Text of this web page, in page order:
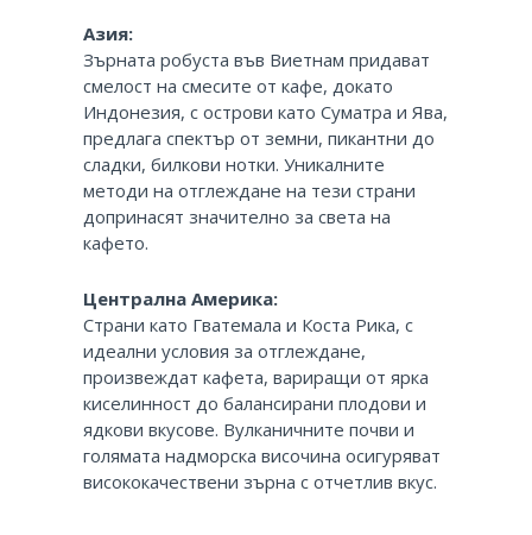
Азия:
Зърната робуста във Виетнам придават
смелост на смесите от кафе, докато
Индонезия, с острови като Суматра и Ява,
предлага спектър от земни, пикантни до
сладки, билкови нотки. Уникалните
методи на отглеждане на тези страни
допринасят значително за света на
кафето.
Централна Америка:
Страни като Гватемала и Коста Рика, с
идеални условия за отглеждане,
произвеждат кафета, вариращи от ярка
киселинност до балансирани плодови и
ядкови вкусове. Вулканичните почви и
голямата надморска височина осигуряват
висококачествени зърна с отчетлив вкус.